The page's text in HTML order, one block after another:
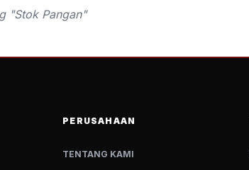
"Stok Pangan"
PERUSAHAAN
TENTANG KAMI